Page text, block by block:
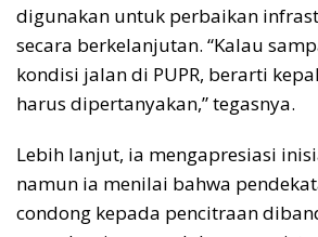
digunakan untuk perbaikan
secara berkelanjutan. “Kalau
kondisi jalan di PUPR, berarti
harus dipertanyakan,” tegasnya.
Lebih lanjut, ia mengapresiasi
namun ia menilai bahwa
condong kepada pencitraan